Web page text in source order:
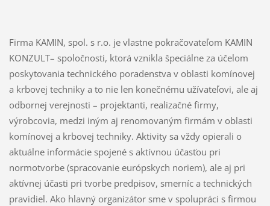
Firma KAMIN, spol. s r.o. je vlastne pokračovateľom KAMIN
KONZULT– spoločnosti, ktorá vznikla špeciálne za účelom
poskytovania technického poradenstva v oblasti komínovej
a krbovej techniky a to nie len konečnému užívateľovi, ale aj
odbornej verejnosti – projektanti, realizačné firmy,
výrobcovia, medzi iným aj renomovaným firmám v oblasti
komínovej a krbovej techniky. Aktivity sa vždy opierali o
aktuálne informácie spojené s aktívnou účasťou pri
normotvorbe (spracovanie európskych noriem), ale aj pri
aktívnej účasti pri tvorbe predpisov, smerníc a technických
pravidiel. Ako hlavný organizátor sme v spolupráci s firmou